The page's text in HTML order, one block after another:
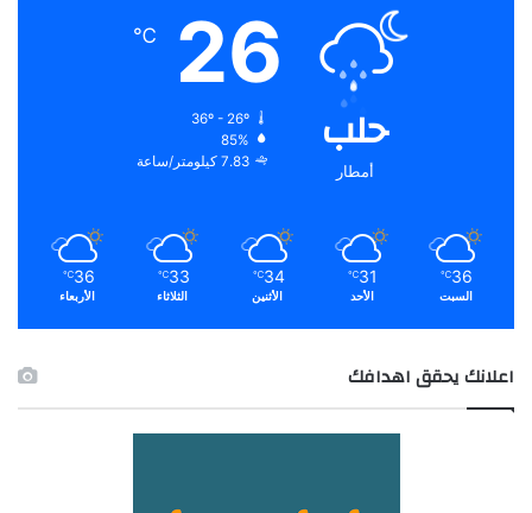
حلب
أمطار
26
℃
36º - 26º
85%
7.83 كيلومتر/ساعة
36
℃
السبت
31
℃
الأحد
34
℃
الأثنين
33
℃
الثلاثاء
36
℃
الأربعاء
اعلانك يحقق اهدافك